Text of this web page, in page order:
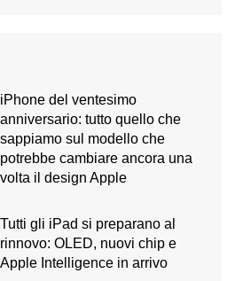
iPhone del ventesimo
anniversario: tutto quello che
sappiamo sul modello che
potrebbe cambiare ancora una
volta il design Apple
Tutti gli iPad si preparano al
rinnovo: OLED, nuovi chip e
Apple Intelligence in arrivo